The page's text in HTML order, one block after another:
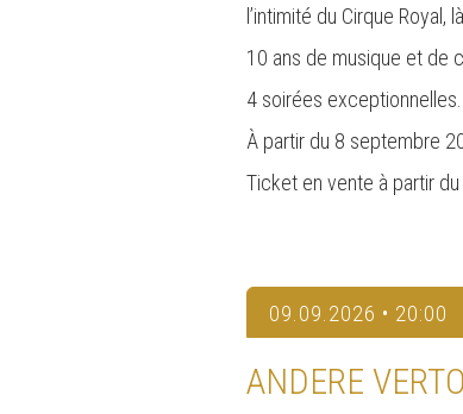
l’intimité du Cirque
10 ans de musique et de
4 soirées exceptionnelles.
À partir du 8 septembre
Ticket en vente à partir
09.09.2026 • 20:00
ANDERE